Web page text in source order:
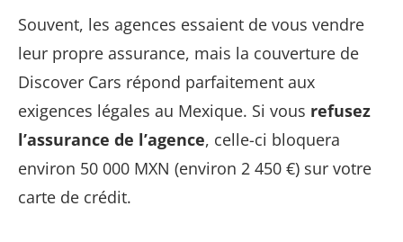
Souvent, les agences essaient de vous vendre
leur propre assurance, mais la couverture de
Discover Cars répond parfaitement aux
exigences légales au Mexique. Si vous refusez
l’assurance de l’agence, celle-ci bloquera
environ 50 000 MXN (environ 2 450 €) sur votre
carte de crédit.